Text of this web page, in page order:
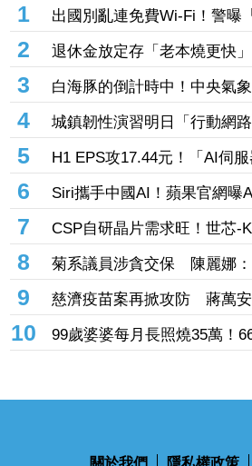
1
出國別亂連免費Wi-Fi！警曝
稱 小心信用卡個資、帳密
2
退休金放定存「老本燒更快
抗通膨 65歲股票推薦配置
3
白海豚的倒計時中！中央氣
颱 但「1地」可能出現局部
4
城鎮韌性演習明日「行動網
反應冷淡 美媒嘆警報聲不
5
H1 EPS攻17.44元！「AI伺
輝達GB300、Vera Rubin挹
6
Siri攜手中國AI！蘋果官網曝
阿里「千問」 手冊上線不
7
CSP自研晶片需求旺！世芯-
2027年底 3奈米晶片放量、
8
菊系議員涉貪交保 陳麗娜
瑞隆身邊等著掌權
9
慈濟疫苗案再掀攻防 蔣萬
民間自購：慘痛經驗不會忘記
10
99歲婆婆每月長照燒35萬！
72歲尪想退也「負擔不起」
關於我們 隱私權政策